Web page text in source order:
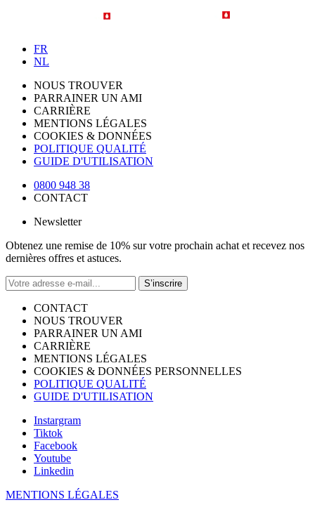
FR
NL
NOUS TROUVER
PARRAINER UN AMI
CARRIÈRE
MENTIONS LÉGALES
COOKIES & DONNÉES
POLITIQUE QUALITÉ
GUIDE D'UTILISATION
0800 948 38
CONTACT
Newsletter
Obtenez une remise de 10% sur votre prochain achat et recevez nos
dernières offres et astuces.
S’inscrire
CONTACT
NOUS TROUVER
PARRAINER UN AMI
CARRIÈRE
MENTIONS LÉGALES
COOKIES & DONNÉES PERSONNELLES
POLITIQUE QUALITÉ
GUIDE D'UTILISATION
Instargram
Tiktok
Facebook
Youtube
Linkedin
MENTIONS LÉGALES